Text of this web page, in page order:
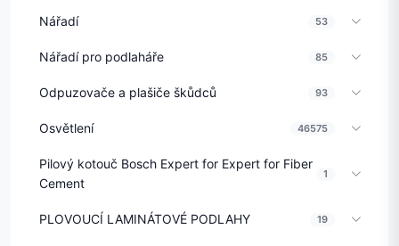
Nářadí 53
Nářadí pro podlaháře 85
Odpuzovače a plašiče škůdců 93
Osvětlení 46575
Pilový kotouč Bosch Expert for Expert for Fiber
Cement
1
PLOVOUCÍ LAMINÁTOVÉ PODLAHY 19